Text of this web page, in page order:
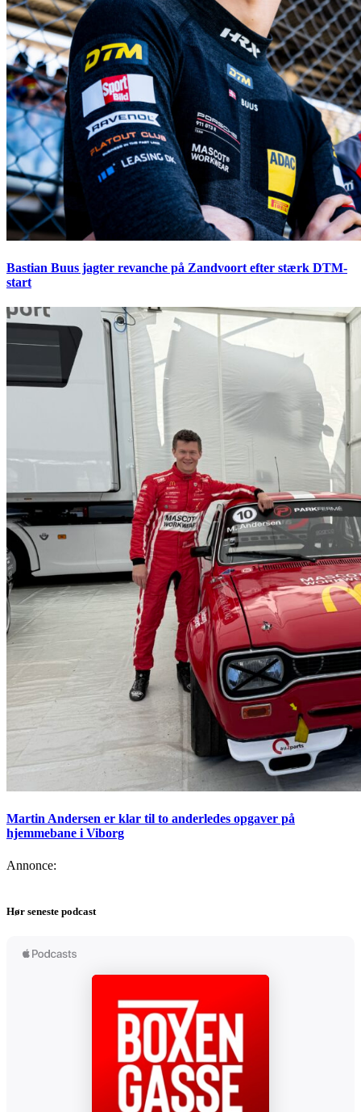
Bastian Buus jagter revanche på Zandvoort efter stærk DTM-
start
Martin Andersen er klar til to anderledes opgaver på
hjemmebane i Viborg
Annonce:
Hør seneste podcast